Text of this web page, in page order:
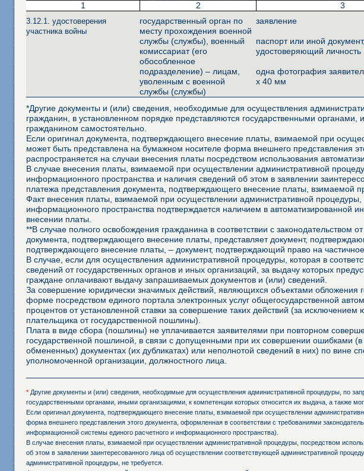
1 2 3
3.12.1. удостоверения
участника войны
государственный орган по
месту прохождения военной
службы (службы), военный
комиссариат (его
обособленное
подразделение) – лицам,
уволенным с военной
службы (службы)
заявление
паспорт или иной документ,
удостоверяющий личность
одна фотография
х 40 мм
*Другие документы и (или) сведения, необходимые для осуществления
гражданин, в установленном порядке представляются государственными
гражданином самостоятельно.
Если оригинал документа, подтверждающего внесение платы, взимаемой при
может быть представлена на бумажном носителе форма внешнего представления
распространяется на случаи внесения платы посредством использования
В случае внесения платы, взимаемой при осуществлении административной
информационного пространства и наличия сведений об этом в заявлении
платежа представления документа, подтверждающего внесение платы, взимаемой
Факт внесения платы, взимаемой при осуществлении административной
информационного пространства подтверждается наличием в
внесении платы.
**В случае полного освобождения гражданина в соответствии с
документа, подтверждающего внесение платы, представляет документ,
подтверждающего внесение платы, – документ, подтверждающий право на
В случае, если для осуществления административной процедуры, которая в
сведений от государственных органов и иных организаций, за выдачу которых
граждане оплачивают выдачу запрашиваемых документов и (или) сведений.
За совершение юридически значимых действий, являющихся объектами обложения
форме посредством единого портала электронных услуг общегосударственной
процентов от установленной ставки за совершение таких действий (за
плательщика от государственной пошлины).
Плата в виде сбора (пошлины) не уплачивается заявителями при повторном
государственной пошлиной, в связи с допущенными при их совершении ошибками
обмененных) документах (их дубликатах) или неполнотой сведений в них) по вине
уполномоченной организации, должностного лица.
* Другие документы и (или) сведения, необходимые для осуществления административной процедуры, по
государственными органами, иными организациями, к компетенции которых относится их выдача, а также
Если оригинал документа, подтверждающего внесение платы, взимаемой при осуществлении
форма внешнего представления этого документа, оформленная в соответствии с требованиями
информационной системы единого расчетного и информационного пространства).
В случае внесения платы, взимаемой при осуществлении административной процедуры, посредством
об этом в заявлении заинтересованного лица об осуществлении соответствующей административной
административной процедуры, не требуется.